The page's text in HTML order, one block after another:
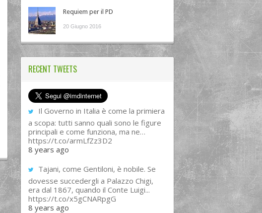
Requiem per il PD
20 Giugno 2016
RECENT TWEETS
Il Governo in Italia è come la primiera
a scopa: tutti sanno quali sono le figure
principali e come funziona, ma ne…
https://t.co/armLfZz3D2
8 years ago
Tajani, come Gentiloni, è nobile. Se
dovesse succedergli a Palazzo Chigi,
era dal 1867, quando il Conte Luigi...
https://t.co/x5gCNARpgG
8 years ago